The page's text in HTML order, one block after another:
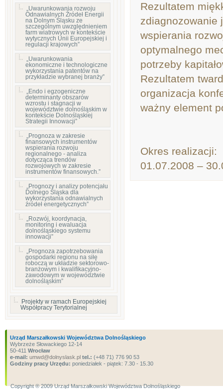
„Uwarunkowania rozwoju
Odnawialnych Źródeł Energii
na Dolnym Śląsku ze
szczególnym uwzględnieniem
farm wiatrowych w kontekście
wytycznych Unii Europejskiej i
regulacji krajowych”
„Uwarunkowania
ekonomiczne i technologiczne
wykorzystania patentów na
przykładzie wybranej branży”
„Endo i egzogeniczne
determinanty obszarów
wzrostu i stagnacji w
województwie dolnośląskim w
kontekście Dolnośląskiej
Strategii Innowacji”
„Prognoza w zakresie
finansowych instrumentów
wspierania rozwoju
regionalnego - analiza
dotycząca trendów
rozwojowych w zakresie
instrumentów finansowych.”
„Prognozy i analizy potencjału
Dolnego Śląska dla
wykorzystania odnawialnych
źródeł energetycznych”
„Rozwój, koordynacja,
monitoring i ewaluacja
dolnośląskiego systemu
innowacji”
„Prognoza zapotrzebowania
gospodarki regionu na siłę
roboczą w układzie sektorowo-
branżowym i kwalifikacyjno-
zawodowym w województwie
dolnośląskim”
Projekty w ramach Europejskiej
Współpracy Terytorialnej
Rezultatem
zdiagnozowanie
wspierania
optymalnego
potrzeby
Rezultatem
organizacja
ważny element
Okres realizacji:
01.07.2008 –
Urząd Marszałkowski Województwa Dolnośląskiego
Wybrzeże Słowackiego 12-14
50-411 Wrocław
e-mail: umwd@dolnyslask.pl tel.: (+48 71) 776 90 53
Godziny pracy Urzędu: poniedziałek - piątek: 7.30 - 15.30
Copyright ® 2009 Urząd Marszałkowski Województwa Dolnośląskiego